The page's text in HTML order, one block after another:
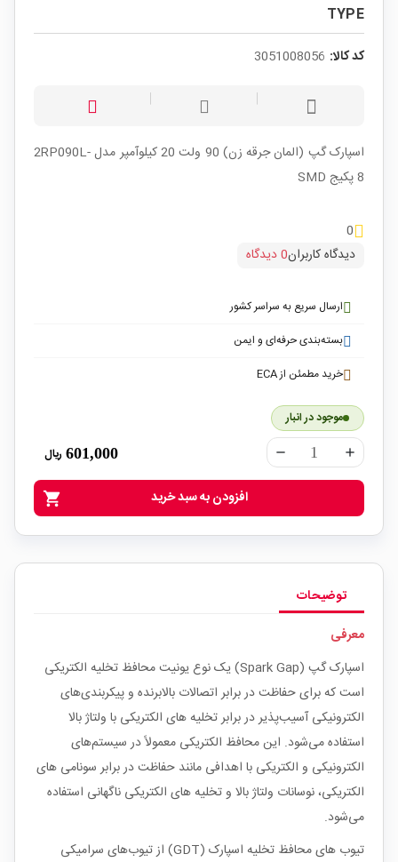
TYPE
کد کالا: 3051008056
اسپارک گپ (المان جرقه زن) 90 ولت 20 کیلوآمپر مدل 2RP090L-
8 پکیج SMD
0
دیدگاه کاربران0 دیدگاه
ارسال سریع به سراسر کشور
بسته‌بندی حرفه‌ای و ایمن
خرید مطمئن از ECA
موجود در انبار
remove add
601,000 ریال
shopping_cart افزودن به سبد خرید
توضیحات
معرفی
اسپارک گپ (Spark Gap) یک نوع یونیت محافظ تخلیه الکتریکی
است که برای حفاظت در برابر اتصالات بالابرنده و پیکربندی‌های
الکترونیکی آسیب‌پذیر در برابر تخلیه های الکتریکی با ولتاژ بالا
استفاده می‌شود. این محافظ الکتریکی معمولاً در سیستم‌های
الکترونیکی و الکتریکی با اهدافی مانند حفاظت در برابر سونامی های
الکتریکی، نوسانات ولتاژ بالا و تخلیه های الکتریکی ناگهانی استفاده
می‌شود.
تیوب های محافظ تخلیه اسپارک (GDT) از تیوب‌های سرامیکی